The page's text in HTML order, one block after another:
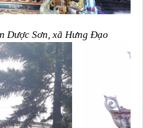
Dược Sơn, xã Hưng Đạo